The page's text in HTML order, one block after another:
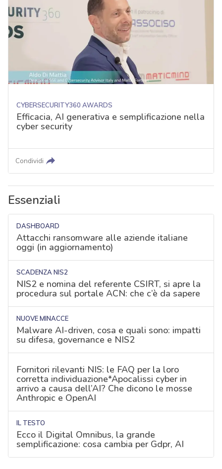
CYBERSECURITY360 AWARDS
Efficacia, AI generativa e semplificazione nella
cyber security
Condividi
Essenziali
DASHBOARD
Attacchi ransomware alle aziende italiane
oggi (in aggiornamento)
SCADENZA NIS2
NIS2 e nomina del referente CSIRT, si apre la
procedura sul portale ACN: che c’è da sapere
NUOVE MINACCE
Malware AI-driven, cosa e quali sono: impatti
su difesa, governance e NIS2
Fornitori rilevanti NIS: le FAQ per la loro
corretta individuazione*Apocalissi cyber in
arrivo a causa dell’AI? Che dicono le mosse
Anthropic e OpenAI
IL TESTO
Ecco il Digital Omnibus, la grande
semplificazione: cosa cambia per Gdpr, AI